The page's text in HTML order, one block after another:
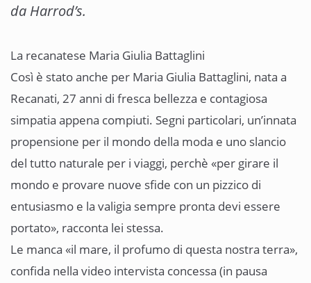
da Harrod’s.
La recanatese Maria Giulia Battaglini
Così è stato anche per Maria Giulia Battaglini, nata a
Recanati, 27 anni di fresca bellezza e contagiosa
simpatia appena compiuti. Segni particolari, un’innata
propensione per il mondo della moda e uno slancio
del tutto naturale per i viaggi, perchè «per girare il
mondo e provare nuove sfide con un pizzico di
entusiasmo e la valigia sempre pronta devi essere
portato», racconta lei stessa.
Le manca «il mare, il profumo di questa nostra terra»,
confida nella video intervista concessa (in pausa